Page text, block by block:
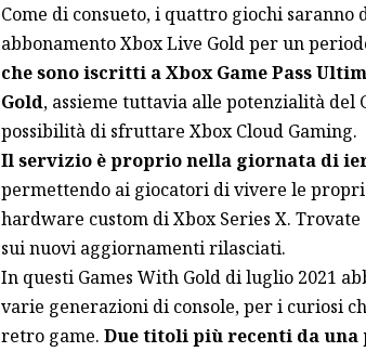
Come di consueto, i quattro giochi
abbonamento Xbox Live Gold per un
che sono iscritti a Xbox Game Pass
Gold, assieme tuttavia alle potenzialità del
possibilità di sfruttare Xbox Cloud Gaming.
Il servizio è proprio nella giornata di
permettendo ai giocatori di vivere le
hardware custom di Xbox Series X. Trovate
sui nuovi aggiornamenti rilasciati.
In questi Games With Gold di luglio 2021
varie generazioni di console, per i curiosi
retro game. Due titoli più recenti da